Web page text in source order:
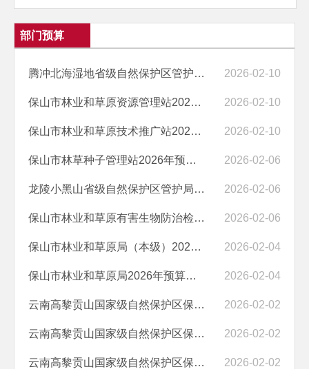
部门预算
腾冲北海湿地省级自然保护区管护局2026年预算公开目录 2026-02-10
保山市林业和草原资源管理站2026年预算公开目录 2026-02-10
保山市林业和草原技术推广站2026年部门预算公开目录 2026-02-10
保山市林草种子管理站2026年预算公开目录 2026-02-06
龙陵小黑山省级自然保护区管护局2026年预算公开目录 2026-02-06
保山市林业和草原有害生物防治检疫中心2026年预算公开目录 2026-02-06
保山市林业和草原局（本级）2026年预算公开目录 2026-02-04
保山市林业和草原局2026年预算公开目录 2026-02-04
云南高黎贡山国家级自然保护区保山管护局腾冲分局2026年预算公开目录 2026-02-02
云南高黎贡山国家级自然保护区保山管护局隆阳分局2026年预算公开目录 2026-02-02
云南高黎贡山国家级自然保护区保山管护局2026年预算公开目录 2026-02-02